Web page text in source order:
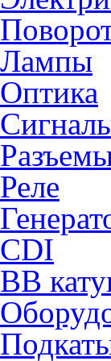
Лампы
Оптика
Реле
CDI
ВВ